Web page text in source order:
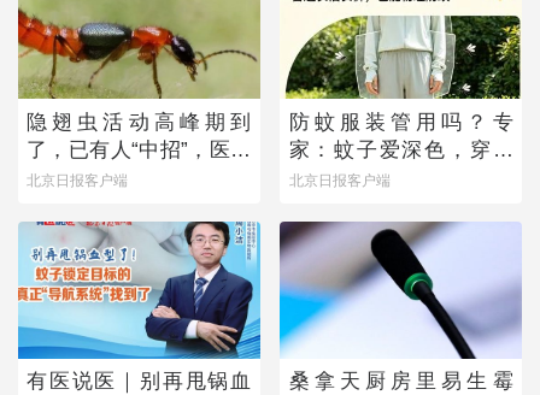
隐翅虫活动高峰期到
了，已有人“中招”，医生
提醒——
北京日报客户端
防蚊服装管用吗？专
家：蚊子爱深色，穿浅
色衣服不易招蚊子
北京日报客户端
有医说医｜别再甩锅血
桑拿天厨房里易生霉